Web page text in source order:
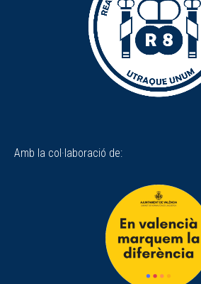
Amb la col·laboració de: